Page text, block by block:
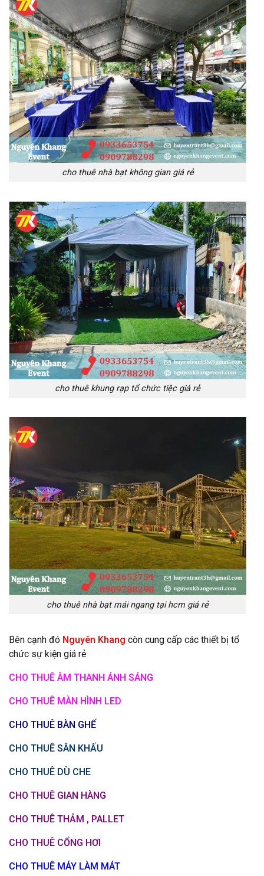
cho thuê nhà bạt không gian giá rẻ
cho thuê khung rạp tổ chức tiệc giá rẻ
cho thuê nhà bạt mái ngang tại hcm giá rẻ
Bên cạnh đó Nguyên Khang còn cung cấp các thiết bị tổ
chức sự kiện giá rẻ
CHO THUÊ ÂM THANH ÁNH SÁNG
CHO THUÊ MÀN HÌNH LED
CHO THUÊ BÀN GHẾ
CHO THUÊ SÂN KHẤU
CHO THUÊ DÙ CHE
CHO THUÊ GIAN HÀNG
CHO THUÊ THẢM , PALLET
CHO THUÊ CỔNG HƠI
CHO THUÊ MÁY LÀM MÁT